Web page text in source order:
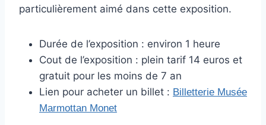
particulièrement aimé dans cette exposition.
Durée de l’exposition : environ 1 heure
Cout de l’exposition : plein tarif 14 euros et
gratuit pour les moins de 7 an
Lien pour acheter un billet : Billetterie Musée
Marmottan Monet